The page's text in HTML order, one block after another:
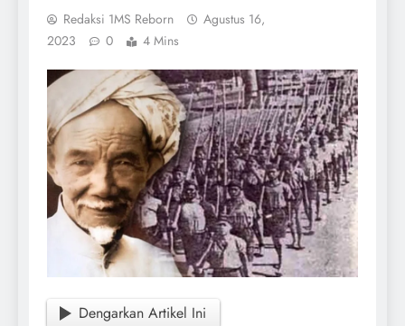
Redaksi 1MS Reborn
Agustus 16,
2023
0 4 Mins
Dengarkan Artikel Ini